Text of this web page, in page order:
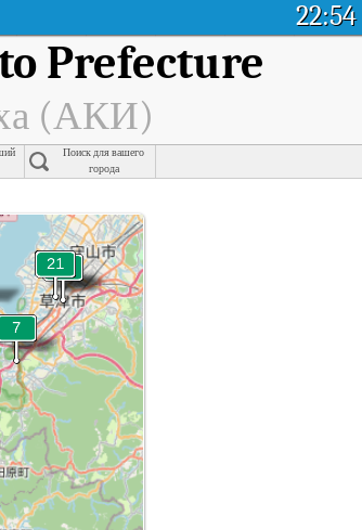
22:54
Prefecture
(АКИ)
Поиск для вашего
города